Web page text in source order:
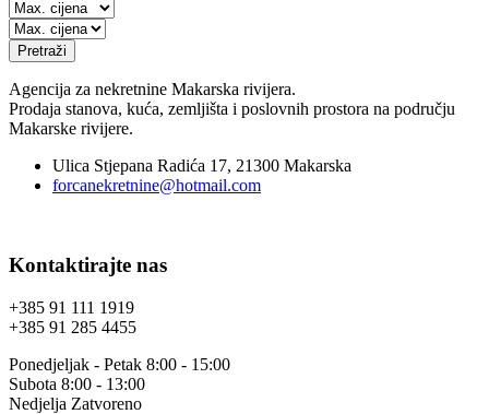
Pretraži
Agencija za nekretnine Makarska rivijera.
Prodaja stanova, kuća, zemljišta i poslovnih prostora na području
Makarske rivijere.
Ulica Stjepana Radića 17, 21300 Makarska
forcanekretnine@hotmail.com
Kontaktirajte nas
+385 91 111 1919
+385 91 285 4455
Ponedjeljak - Petak 8:00 - 15:00
Subota 8:00 - 13:00
Nedjelja Zatvoreno